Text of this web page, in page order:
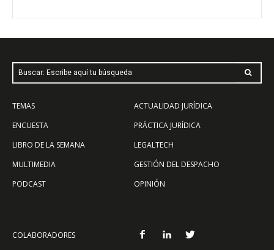
Buscar: Escribe aquí tu búsqueda
TEMAS
ENCUESTA
LIBRO DE LA SEMANA
MULTIMEDIA
PODCAST
ACTUALIDAD JURÍDICA
PRÁCTICA JURÍDICA
LEGALTECH
GESTIÓN DEL DESPACHO
OPINIÓN
COLABORADORES